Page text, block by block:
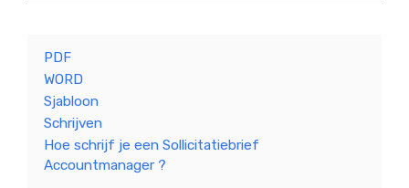
PDF
WORD
Sjabloon
Schrijven
Hoe schrijf je een Sollicitatiebrief
Accountmanager ?